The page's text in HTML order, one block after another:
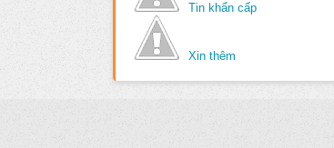
Tin khẩn cấp
Xin thêm